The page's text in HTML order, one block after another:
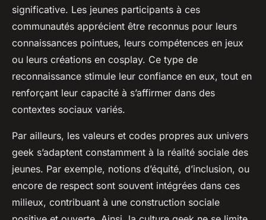
significative. Les jeunes participants à ces
communautés apprécient être reconnus pour leurs
connaissances pointues, leurs compétences en jeux
ou leurs créations en cosplay. Ce type de
reconnaissance stimule leur confiance en eux, tout en
renforçant leur capacité à s’affirmer dans des
contextes sociaux variés.
Par ailleurs, les valeurs et codes propres aux univers
geek s’adaptent constamment à la réalité sociale des
jeunes. Par exemple, notions d’équité, d’inclusion, ou
encore de respect sont souvent intégrées dans ces
milieux, contribuant à une construction sociale